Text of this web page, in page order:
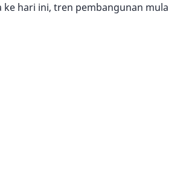
hari ini, tren pembangunan mula